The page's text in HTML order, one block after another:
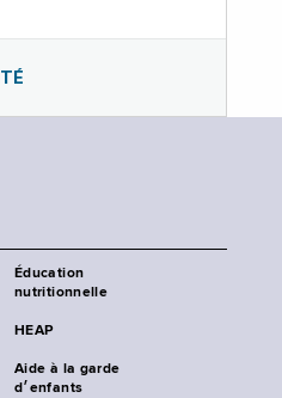
Éducation
nutritionnelle
HEAP
Aide à la garde
d׳enfants